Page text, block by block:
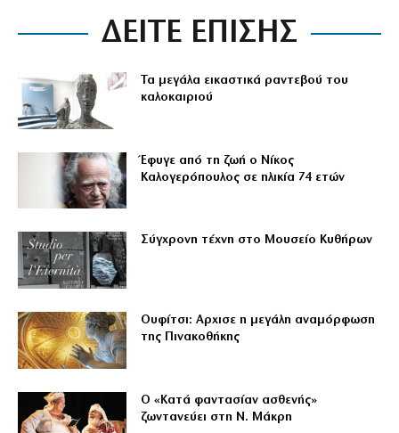
ΔΕΙΤΕ ΕΠΙΣΗΣ
Τα μεγάλα εικαστικά ραντεβού του
καλοκαιριού
Έφυγε από τη ζωή ο Νίκος
Καλογερόπουλος σε ηλικία 74 ετών
Σύγχρονη τέχνη στο Μουσείο Κυθήρων
Ουφίτσι: Αρχισε η μεγάλη αναμόρφωση
της Πινακοθήκης
Ο «Κατά φαντασίαν ασθενής»
ζωντανεύει στη Ν. Μάκρη